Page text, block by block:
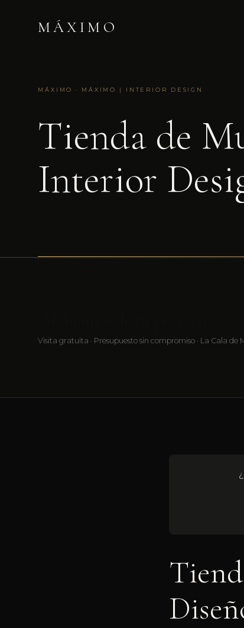
MÁXIMO
MÁXIMO · MÁXIMO | INTERIOR DESIGN
Tienda de
Interior
Visita gratuita · Presupuesto sin compromiso · La Cala de